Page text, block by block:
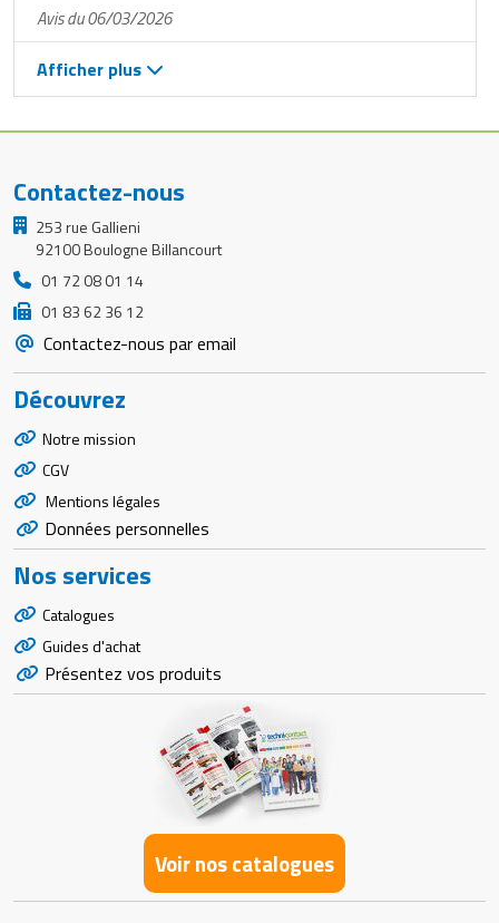
Avis du 06/03/2026
Afficher plus
Contactez-nous
253 rue Gallieni
92100 Boulogne Billancourt
01 72 08 01 14
01 83 62 36 12
Contactez-nous par email
Découvrez
Notre mission
CGV
Mentions légales
Données personnelles
Nos services
Catalogues
Guides d'achat
Présentez vos produits
Voir nos catalogues